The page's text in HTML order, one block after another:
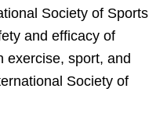
Society of Sports
and efficacy of
exercise, sport, and
Society of